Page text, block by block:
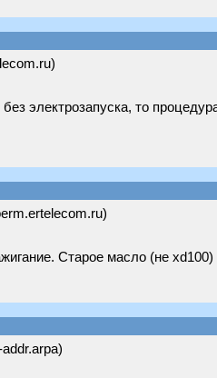
электрозапуска, то
Старое масло (не